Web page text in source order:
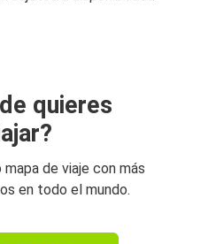
quieres
de viaje con más
en todo el mundo.